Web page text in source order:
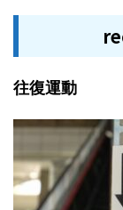
往復運動